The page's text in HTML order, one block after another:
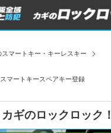
スマートキー・キーレスキー
マートキースペアキー登録
ギのロックロック！